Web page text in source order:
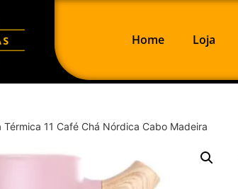
Home Loja
Térmica 11 Café Chá Nórdica Cabo Madeira